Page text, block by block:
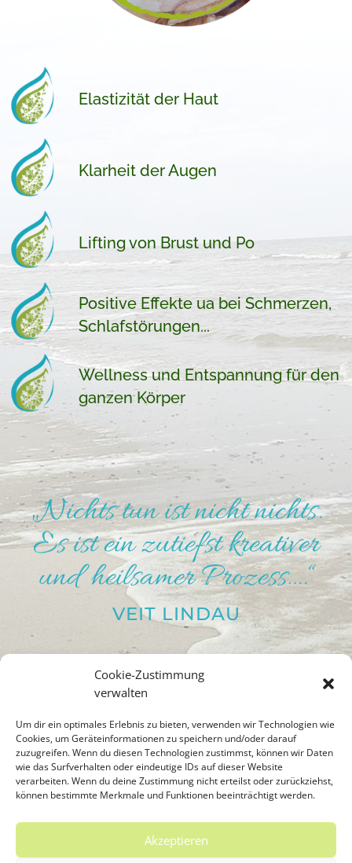
Cookie-Zustimmung
verwalten
Um dir ein optimales Erlebnis zu bieten, verwenden wir Technologien wie
Cookies, um Geräteinformationen zu speichern und/oder darauf
zuzugreifen. Wenn du diesen Technologien zustimmst, können wir Daten
wie das Surfverhalten oder eindeutige IDs auf dieser Website
verarbeiten. Wenn du deine Zustimmung nicht erteilst oder zurückziehst,
können bestimmte Merkmale und Funktionen beeinträchtigt werden.
Akzeptieren
Elastizität der Haut
Klarheit der Augen
Lifting von Brust und Po
Positive Effekte ua bei Schmerzen,
Schlafstörungen...
Wellness und Entspannung für den
ganzen Körper
„Nichts tun ist nicht nichts.
Es ist ein zutiefst kreativer
und heilsamer Prozess….“
VEIT LINDAU
FEDERLEICHT WERDEN